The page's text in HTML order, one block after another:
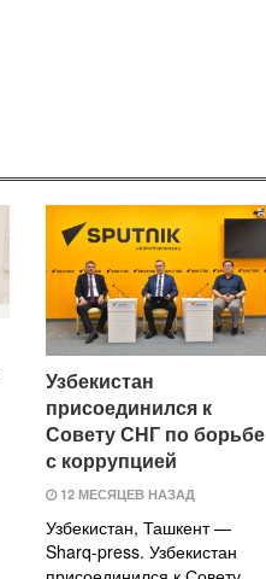
Узбекистан
присоединился к
Совету СНГ по борьбе
с коррупцией
12 МЕСЯЦЕВ НАЗАД
Узбекистан, Ташкент —
Sharq-press. Узбекистан